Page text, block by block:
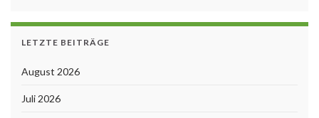
LETZTE BEITRÄGE
August 2026
Juli 2026